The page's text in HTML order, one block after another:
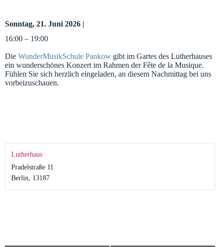
Sonntag, 21. Juni 2026 |
16:00 – 19:00
Die WunderMusikSchule Pankow gibt im Gartes des Lutherhauses
ein wunderschönes Konzert im Rahmen der Fête de la Musique.
Fühlen Sie sich herzlich eingeladen, an diesem Nachmittag bei uns
vorbeizuschauen.
Lutherhaus
Pradelstraße 11
Berlin, 13187